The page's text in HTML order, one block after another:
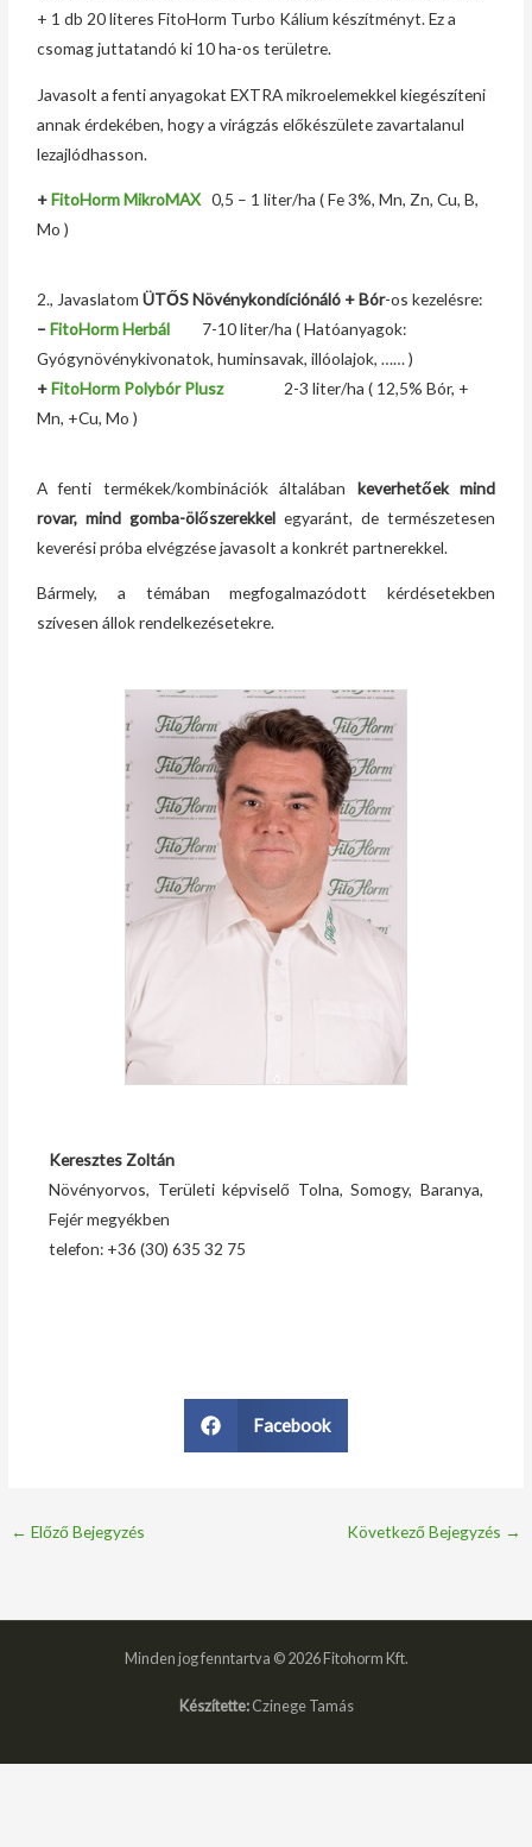
+ 1 db 20 literes FitoHorm Turbo Kálium készítményt. Ez a
csomag juttatandó ki 10 ha-os területre.
Javasolt a fenti anyagokat EXTRA mikroelemekkel kiegészíteni
annak érdekében, hogy a virágzás előkészülete zavartalanul
lezajlódhasson.
+FitoHorm MikroMAX0,5 – 1 liter/ha ( Fe 3%, Mn, Zn, Cu, B,
Mo )
2., Javaslatom ÜTŐS Növénykondíciónáló + Bór-os kezelésre:
–FitoHorm Herbál
7-10 liter/ha ( Hatóanyagok:
Gyógynövénykivonatok, huminsavak, illóolajok, …… )
+FitoHorm Polybór Plusz
2-3 liter/ha ( 12,5% Bór, +
Mn, +Cu, Mo )
A fenti termékek/kombinációk általában keverhetőek mind
rovar, mind gomba-ölőszerekkel egyaránt, de természetesen
keverési próba elvégzése javasolt a konkrét partnerekkel.
Bármely, a témában megfogalmazódott kérdésetekben
szívesen állok rendelkezésetekre.
Keresztes Zoltán
Növényorvos, Területi képviselő Tolna, Somogy, Baranya,
Fejér megyékben
telefon: +36 (30) 635 32 75
Facebook
← Előző Bejegyzés Következő Bejegyzés →
Minden jog fenntartva © 2026 Fitohorm Kft.
Készítette:Czinege Tamás